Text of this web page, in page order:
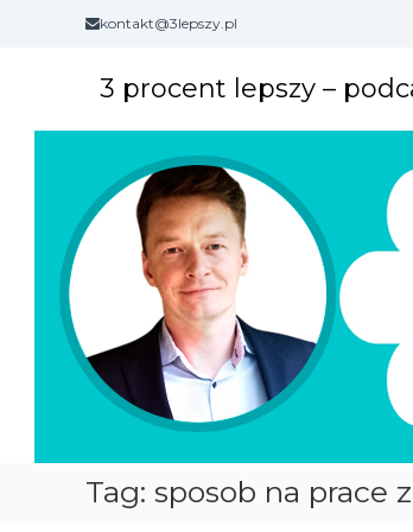
kontakt@3lepszy.pl
3 procent lepszy –
Tag: sposob na prace